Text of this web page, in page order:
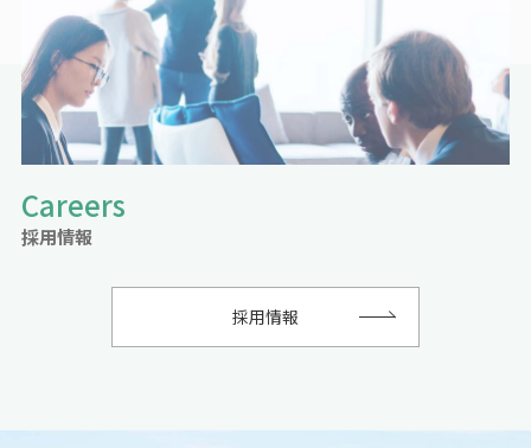
採用情報
採用情報